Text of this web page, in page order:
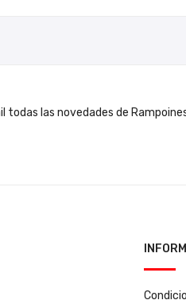
todas las novedades de